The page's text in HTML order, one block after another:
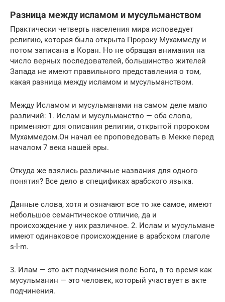
Разница между исламом и мусульманством
Практически четверть населения мира исповедует
религию, которая была открыта Пророку Мухаммеду и
потом записана в Коран. Но не обращая внимания на
число верных последователей, большинство жителей
Запада не имеют правильного представления о том,
какая разница между исламом и мусульманством.
Между Исламом и мусульманами на самом деле мало
различий: 1. Ислам и мусульманство — оба слова,
применяют для описания религии, открытой пророком
Мухаммедом.Он начал ее проповедовать в Мекке перед
началом 7 века нашей эры.
Откуда же взялись различные названия для одного
понятия? Все дело в спецификах арабского языка.
Данные слова, хотя и означают все то же самое, имеют
небольшое семантическое отличие, да и
происхождение у них различное. 2. Ислам и мусульмане
имеют одинаковое происхождение в арабском глаголе
s-l-m.
3. Илам — это акт подчинения воле Бога, в то время как
мусульманин — это человек, который участвует в акте
подчинения.